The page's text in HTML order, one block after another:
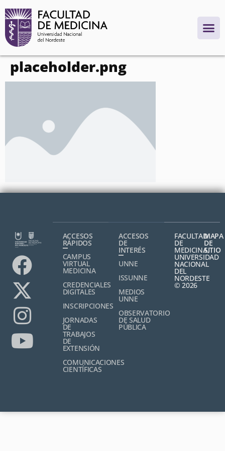
contenido
placeholder.png
ACCESOS
RÁPIDOS
CAMPUS
VIRTUAL
MEDICINA
CREDENCIALES
DIGITALES
INSCRIPCIONES
JORNADAS
DE
TRABAJOS
DE
EXTENSIÓN
COMUNICACIONES
CIENTÍFICAS
ACCESOS
DE
INTERÉS
UNNE
ISSUNNE
MEDIOS
UNNE
OBSERVATORIO
DE SALUD
PÚBLICA
FACULTAD
DE
MEDICINA,
UNIVERSIDAD
NACIONAL
DEL
NORDESTE
© 2026
MAPA
DE
SITIO